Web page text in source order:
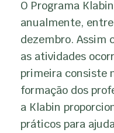
O Programa
anualmente,
dezembro. Assim
as atividades
primeira consiste
formação dos
a Klabin
práticos para